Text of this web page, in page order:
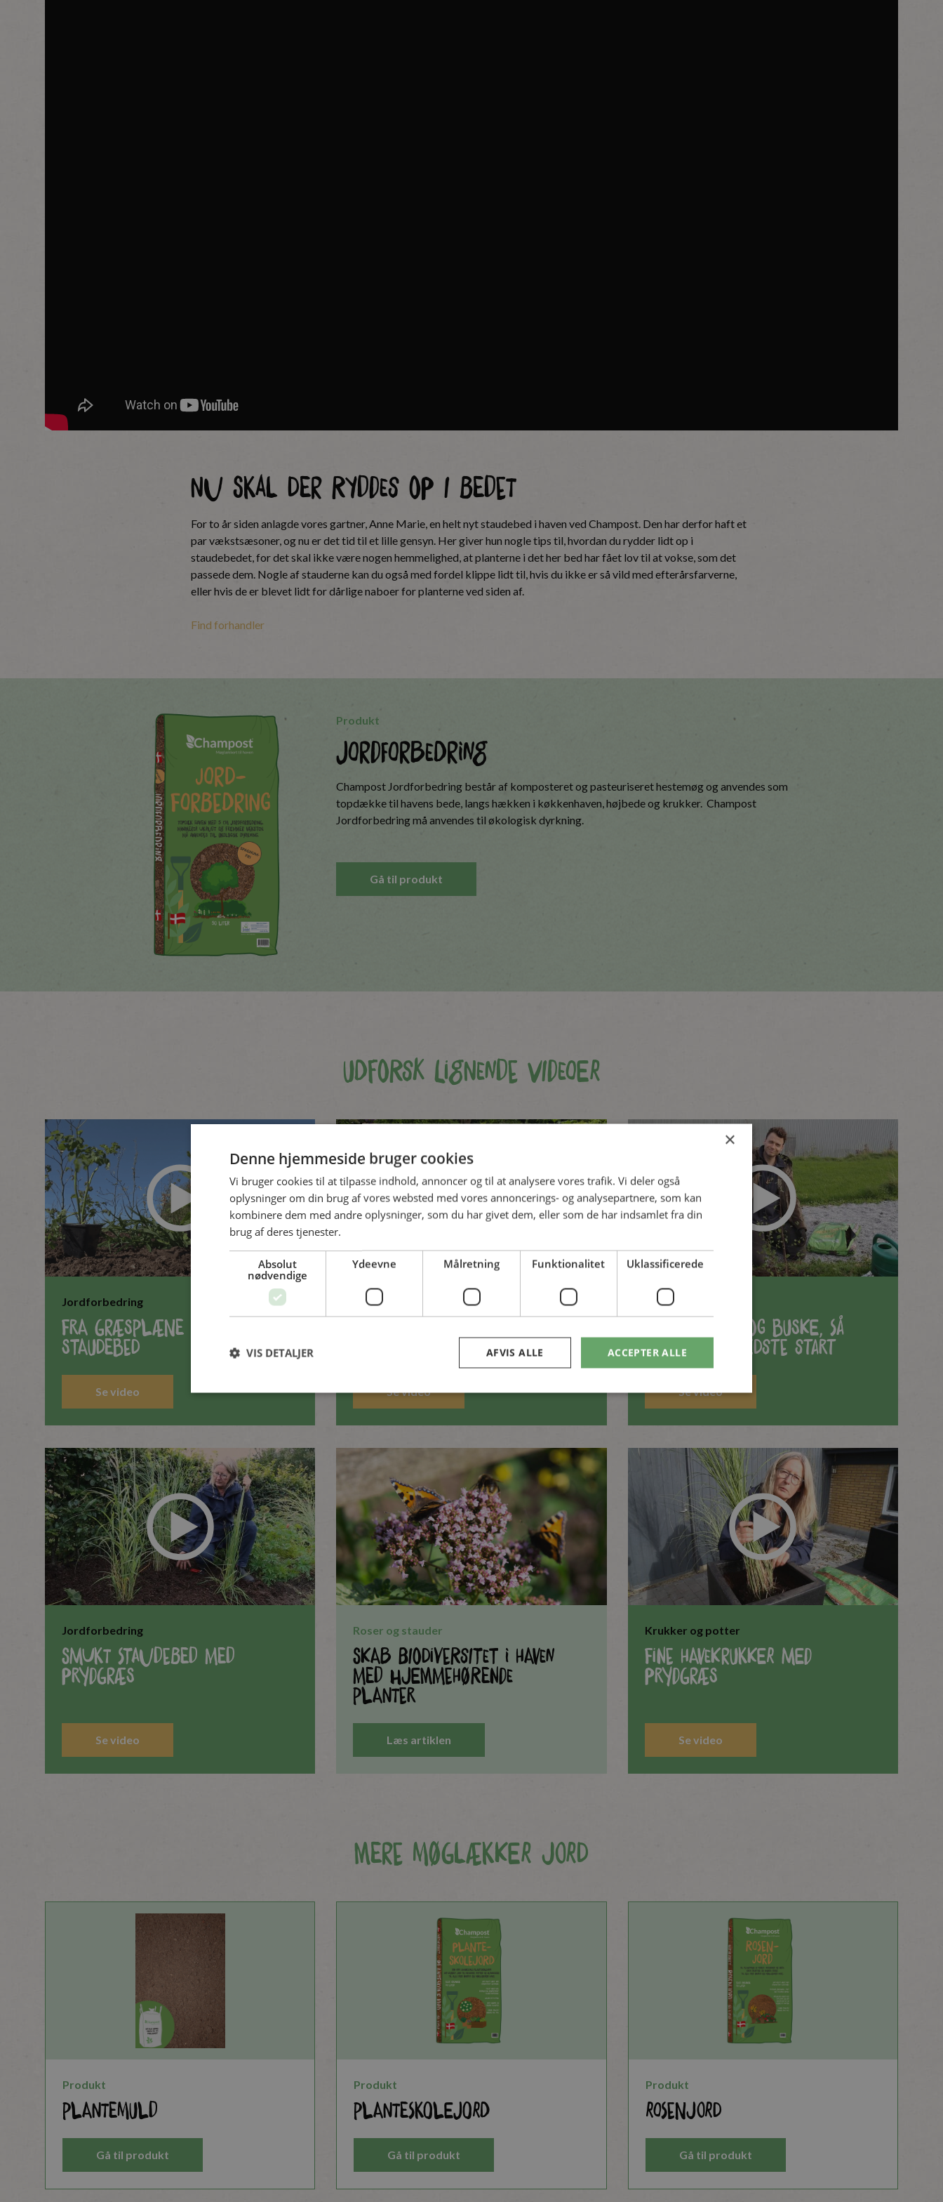
Nu skal der ryddes op i bedet
For to år siden anlagde vores gartner, Anne Marie, en helt nyt staudebed i haven ved Champost. Den har derfor haft et
par vækstsæsoner, og nu er det tid til et lille gensyn. Her giver hun nogle tips til, hvordan du rydder lidt op i
staudebedet, for det skal ikke være nogen hemmelighed, at planterne i det her bed har fået lov til at vokse, som det
passede dem. Nogle af stauderne kan du også med fordel klippe lidt til, hvis du ikke er så vild med efterårsfarverne,
eller hvis de er blevet lidt for dårlige naboer for planterne ved siden af.
Find forhandler
Produkt
Jordforbedring
Champost Jordforbedring består af komposteret og pasteuriseret hestemøg og anvendes som
topdække til havens bede, langs hækken i køkkenhaven, højbede og krukker. Champost
Jordforbedring må anvendes til økologisk dyrkning.
Gå til produkt
Udforsk lignende videoer
Jordforbedring
Fra græsplæne til nyt
staudebed
Se video
Jordforbedring
Se video
Træer og hække
Plant træer og buske, så
de får den bedste start
Se video
Jordforbedring
Smukt staudebed med
prydgræs
Se video
Roser og stauder
Skab Biodiversitet i Haven
med Hjemmehørende
Planter
Læs artiklen
Krukker og potter
Fine havekrukker med
prydgræs
Se video
Mere møglækker jord
Produkt
Plantemuld
Gå til produkt
Produkt
Planteskolejord
Gå til produkt
Produkt
Rosenjord
Gå til produkt
×
Denne hjemmeside bruger cookies
Vi bruger cookies til at tilpasse indhold, annoncer og til at analysere vores trafik. Vi deler også
oplysninger om din brug af vores websted med vores annoncerings- og analysepartnere, som kan
kombinere dem med andre oplysninger, som du har givet dem, eller som de har indsamlet fra din
brug af deres tjenester.
Absolut
nødvendige
Ydeevne Målretning Funktionalitet Uklassificerede
ACCEPTER ALLE
AFVIS ALLE
VIS DETALJER